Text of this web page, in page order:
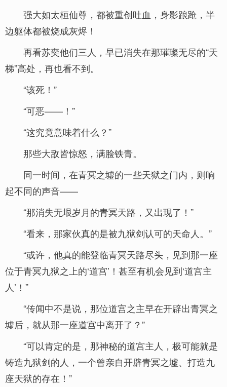
强大如太桓仙尊，都被重创吐血，身影踉跄，半
边躯体都被烧成灰烬！
再看苏奕他们三人，早已消失在那璀璨无尽的“天
梯”高处，再也看不到。
“该死！”
“可恶——！”
“这究竟意味着什么？”
那些大敌皆惊怒，满脸铁青。
同一时间，在青冥之墟的一些天狱之门内，则响
起不同的声音——
“那消失无垠岁月的青冥天路，又出现了！”
“看来，那家伙真的是被九狱剑认可的天命人。”
“或许，他真的能登临青冥天路尽头，见到那一座
位于青冥九狱之上的‘道宫’！甚至有机会见到‘道宫主
人’！”
“传闻中不是说，那位道宫之主早在开辟出青冥之
墟后，就从那一座道宫中离开了？”
“可以肯定的是，那神秘的道宫主人，极可能就是
铸造九狱剑的人，一个曾亲自开辟青冥之墟、打造九
座天狱的存在！”